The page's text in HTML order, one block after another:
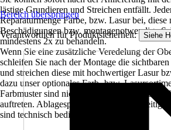
lästige Grundieren und Streichen entfällt.
Reparaturmenge Farbe, bzw. Lasur bei, diese
Beschädigungen bzw. montagenotwendige
mindestens 2x zu behandeln.
Wenn Sie eine zusätzliche Veredelung der
schleifen Sie nach der Montage die
und streichen diese mit hochwertiger Lasur
dazu unser optionales Farb- bzw.
Farbmuster sind nicht verbindlich, farbliche
auftreten. Ablagespuren bei farblich allseitig
sind technisch bedingt.
Bereich überspringen
Verantwortlich für Produktsicherheit: Siehe